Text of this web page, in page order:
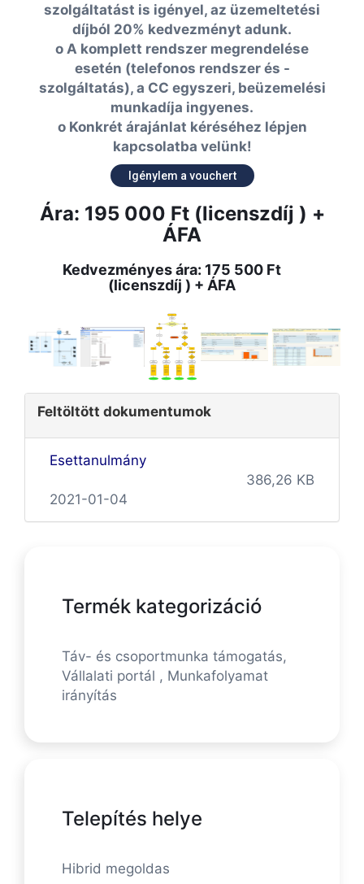
szolgáltatást is igényel, az üzemeltetési
díjból 20% kedvezményt adunk.
o A komplett rendszer megrendelése
esetén (telefonos rendszer és -
szolgáltatás), a CC egyszeri, beüzemelési
munkadíja ingyenes.
o Konkrét árajánlat kéréséhez lépjen
kapcsolatba velünk!
Igénylem a vouchert
Ára: 195 000 Ft (licenszdíj ) +
ÁFA
Kedvezményes ára: 175 500 Ft
(licenszdíj ) + ÁFA
Feltöltött dokumentumok
Esettanulmány
386,26 KB
2021-01-04
Termék kategorizáció
Táv- és csoportmunka támogatás,
Vállalati portál , Munkafolyamat
irányítás
Telepítés helye
Hibrid megoldas